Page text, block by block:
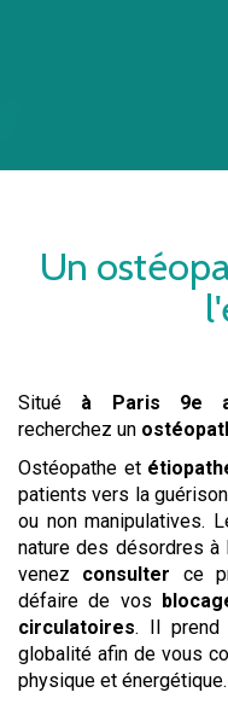
Un
Situé à Paris 9e
recherchez un
Ostéopathe et
patients vers la
ou non manipulatives.
nature des désordres à
venez consulter ce
défaire de vos
circulatoires. Il prend
globalité afin de vous
physique et énergétique.